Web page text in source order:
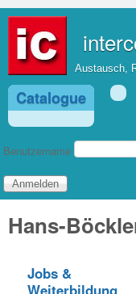
Austausch,
Catalogue
Benutzername
Hans-
Jobs &
Weiterbildung